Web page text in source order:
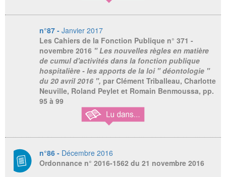
n°87 - Janvier 2017
Les Cahiers de la Fonction Publique n° 371 -
novembre 2016 " Les nouvelles règles en matière
de cumul d'activités dans la fonction publique
hospitalière - les apports de la loi " déontologie "
du 20 avril 2016 ", par Clément Triballeau, Charlotte
Neuville, Roland Peylet et Romain Benmoussa, pp.
95 à 99
n°86 - Décembre 2016
Ordonnance n° 2016-1562 du 21 novembre 2016